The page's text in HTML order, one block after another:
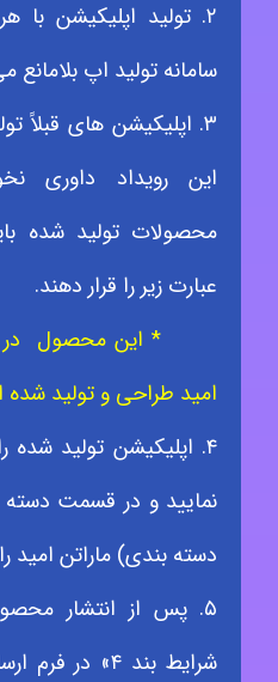
۲. تولید اپلیکیشن با
سامانه تولید اپ بلامانع
۳. اپلیکیشن های قبلاً
این رویداد داوری
محصولات تولید شده
عبارت زیر را قرار دهند.
* این محصول در
امید طراحی و تولید
۴. اپلیکیشن تولید
نمایید و در قسمت دسته
دسته بندی) ماراتن امید
۵. پس از انتشار
شرایط بند ۴»